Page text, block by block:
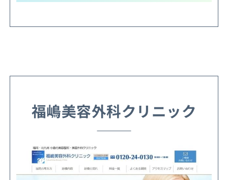
福嶋美容外科クリニック